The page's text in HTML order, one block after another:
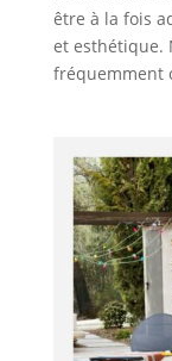
être à la fois
et esthétique.
fréquemment